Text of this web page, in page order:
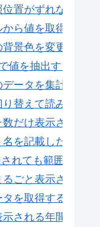
置がずれない方
ら値を取得する
景色を変更する
値を抽出する
ータを集計する
替えて読み込む
数だけ表示させる
を記載したセル
れても範囲を固
ごと表示させる
を取得する方法
される年間予定